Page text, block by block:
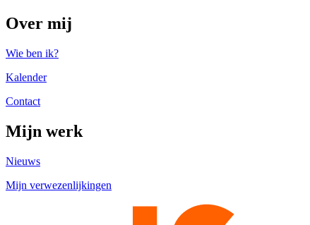
Over mij
Wie ben ik?
Kalender
Contact
Mijn werk
Nieuws
Mijn verwezenlijkingen